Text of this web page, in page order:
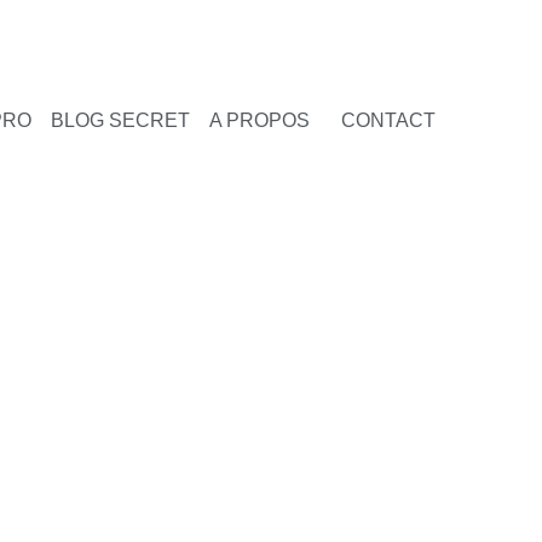
BLOG SECRET A PROPOS CONTACT